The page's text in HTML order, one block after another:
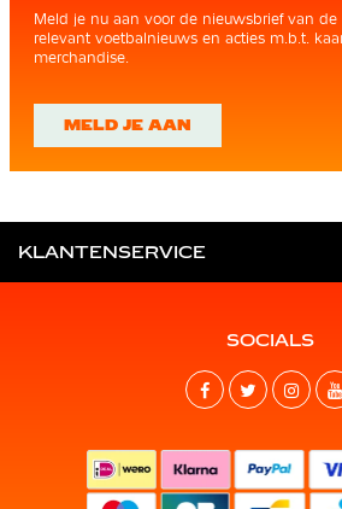
Meld je nu aan voor de nieuwsbrief van de
relevant voetbalnieuws en acties m.b.t.
merchandise.
MELD JE AAN
KLANTENSERVICE
SOCIALS